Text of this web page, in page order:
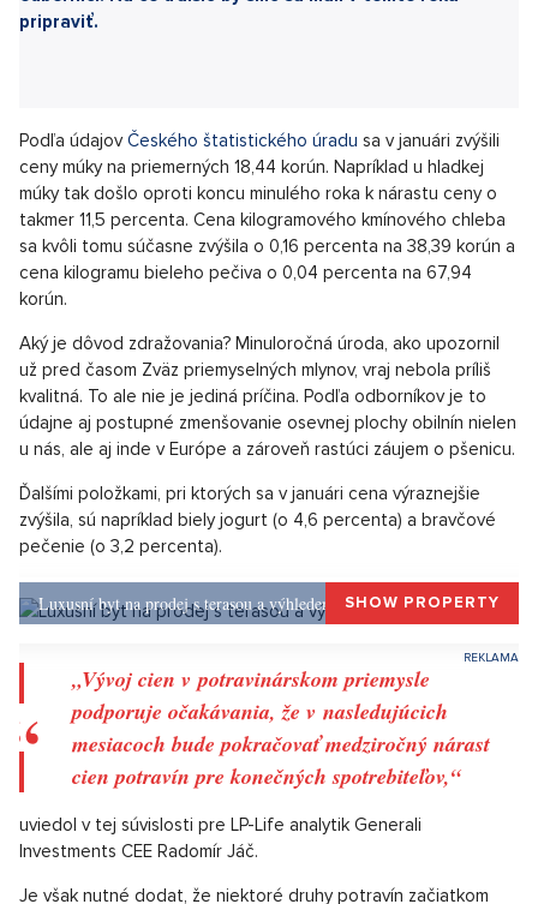
Začiatok nového roku priniesol ďalší rast cien, najmä
potom múky, ktorá oproti decembru zdražela o 11,42
percenta. To sa odzrkadľuje aj v cenách pečiva, uvádzajú
odborníci. Na čo ďalšie by sme sa mali v tomto roku
pripraviť.
Podľa údajovČeského štatistického úradusa v januári zvýšili
ceny múky na priemerných 18,44 korún. Napríklad u hladkej
múky tak došlo oproti koncu minulého roka k nárastu ceny o
takmer 11,5 percenta. Cena kilogramového kmínového chleba
sa kvôli tomu súčasne zvýšila o 0,16 percenta na 38,39 korún a
cena kilogramu bieleho pečiva o 0,04 percenta na 67,94
korún.
Aký je dôvod zdražovania? Minuloročná úroda, ako upozornil
už pred časom Zväz priemyselných mlynov, vraj nebola príliš
kvalitná. To ale nie je jediná príčina. Podľa odborníkov je to
údajne aj postupné zmenšovanie osevnej plochy obilnín nielen
u nás, ale aj inde v Európe a zároveň rastúci záujem o pšenicu.
zvýšila, sú napríklad biely jogurt (o 4,6 percenta) a bravčové
pečenie (o 3,2 percenta).